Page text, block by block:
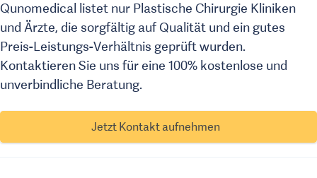
Qunomedical listet nur Plastische Chirurgie Kliniken
und Ärzte, die sorgfältig auf Qualität und ein gutes
Preis-Leistungs-Verhältnis geprüft wurden.
Kontaktieren Sie uns für eine 100% kostenlose und
unverbindliche Beratung.
Jetzt Kontakt aufnehmen